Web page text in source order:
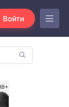
Войти